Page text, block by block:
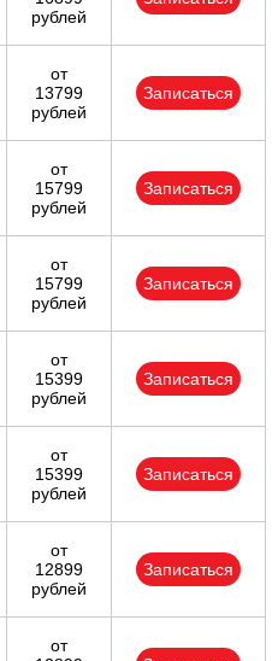
рублей
от
13799
рублей
Записаться
от
15799
рублей
Записаться
от
15799
рублей
Записаться
от
15399
рублей
Записаться
от
15399
рублей
Записаться
от
12899
рублей
Записаться
от